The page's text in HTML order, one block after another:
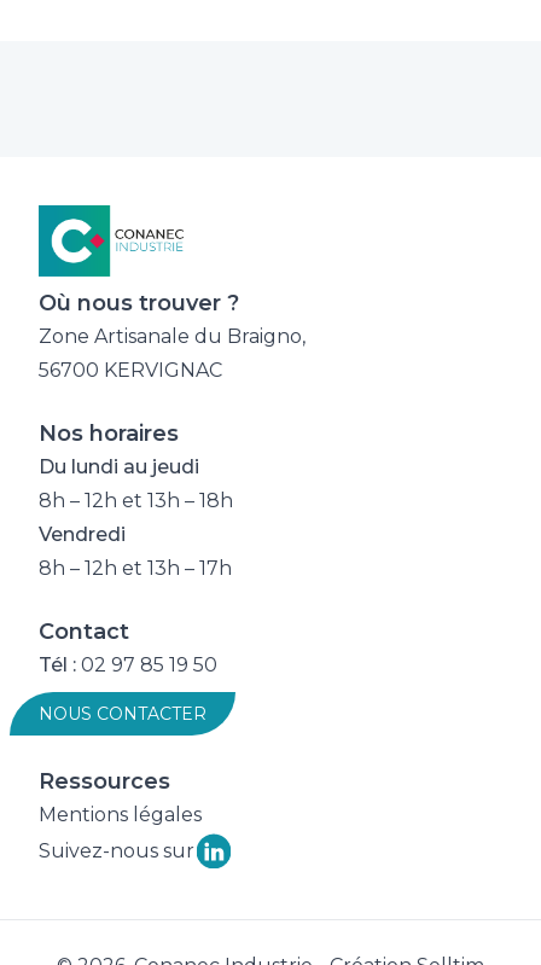
Où nous trouver ?
Zone Artisanale du Braigno,
56700 KERVIGNAC
Nos horaires
Du lundi au jeudi
8h – 12h et 13h – 18h
Vendredi
8h – 12h et 13h – 17h
Contact
Tél : 02 97 85 19 50
NOUS CONTACTER
Ressources
Mentions légales
Suivez-nous sur